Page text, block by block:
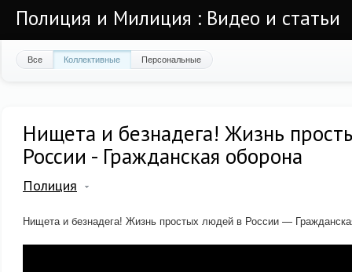
Полиция и Милиция : Видео и статьи
Все Коллективные Персональные
Нищета и безнадега! Жизнь
России - Гражданская оборона
Полиция
Нищета и безнадега! Жизнь простых людей в России —